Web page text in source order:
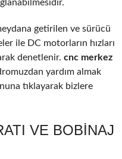
getirilen ve sürücü
ile DC motorların hızları
denetlenir. cnc merkez
yardım almak
tıklayarak bizlere
VE BOBINAJ